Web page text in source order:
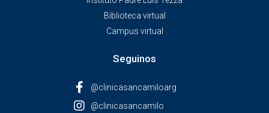
Biblioteca virtual
Campus virtual
Seguinos
@clinicasancamiloarg
@clinicasancamilo